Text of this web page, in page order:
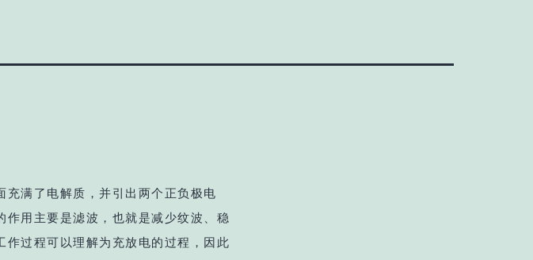
充满了电解质，并引出两个正负极电
用主要是滤波，也就是减少纹波、稳
作过程可以理解为充放电的过程，因此